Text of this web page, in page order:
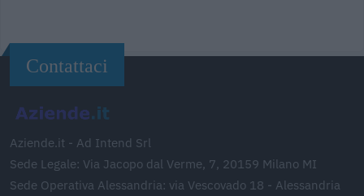
Contattaci
Aziende.it - Ad Intend Srl
Sede Legale: Via Jacopo dal Verme, 7, 20159 Milano MI
Sede Operativa Alessandria: via Vescovado 18 - Alessandria